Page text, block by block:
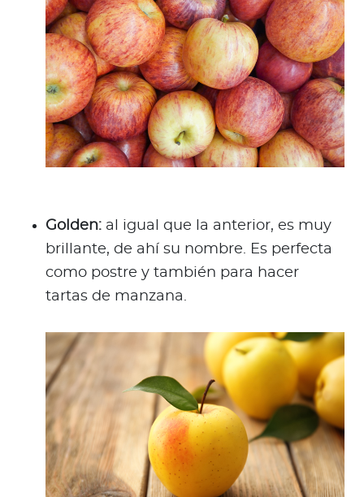
Golden: al igual que la anterior, es muy
brillante, de ahí su nombre. Es perfecta
como postre y también para hacer
tartas de manzana.